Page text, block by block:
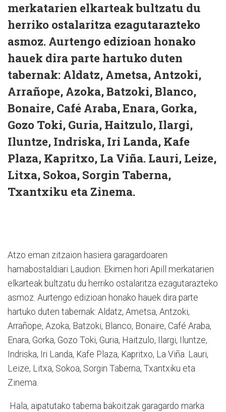
merkatarien elkarteak bultzatu du
herriko ostalaritza ezagutarazteko
asmoz. Aurtengo edizioan honako
hauek dira parte hartuko duten
tabernak: Aldatz, Ametsa, Antzoki,
Arrañope, Azoka, Batzoki, Blanco,
Bonaire, Café Araba, Enara, Gorka,
Gozo Toki, Guria, Haitzulo, Ilargi,
Iluntze, Indriska, Iri Landa, Kafe
Plaza, Kapritxo, La Viña. Lauri, Leize,
Litxa, Sokoa, Sorgin Taberna,
Txantxiku eta Zinema.
Atzo eman zitzaion hasiera garagardoaren
hamabostaldiari Laudion. Ekimen hori Apill merkatarien
elkarteak bultzatu du herriko ostalaritza ezagutarazteko
asmoz. Aurtengo edizioan honako hauek dira parte
hartuko duten tabernak: Aldatz, Ametsa, Antzoki,
Arrañope, Azoka, Batzoki, Blanco, Bonaire, Café Araba,
Enara, Gorka, Gozo Toki, Guria, Haitzulo, Ilargi, Iluntze,
Indriska, Iri Landa, Kafe Plaza, Kapritxo, La Viña. Lauri,
Leize, Litxa, Sokoa, Sorgin Taberna, Txantxiku eta
Zinema.
Hala, aipatutako taberna bakoitzak garagardo marka